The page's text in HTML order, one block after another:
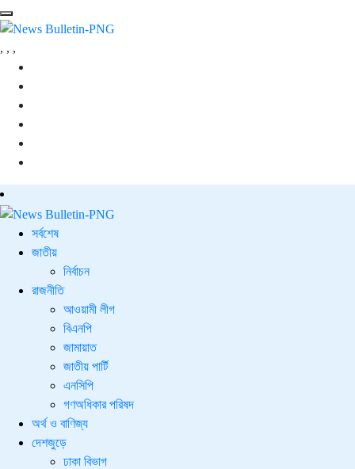
, , ,
সর্বশেষ
জাতীয়
নির্বাচন
রাজনীতি
আওয়ামী লীগ
বিএনপি
জামায়াত
জাতীয় পার্টি
এনসিপি
গণঅধিকার পরিষদ
অর্থ ও বাণিজ্য
দেশজুড়ে
ঢাকা বিভাগ